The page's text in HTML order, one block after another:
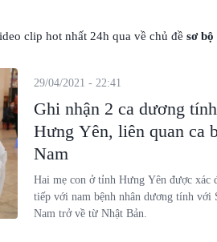
clip hot nhất 24h qua về chủ đề sơ bộ
Ghi nhận 2 ca dương
Hưng Yên, liên quan ca
Nam
29/04/2021 - 22:41
Hai mẹ con ở tỉnh Hưng Yên được xác
tiếp với nam bệnh nhân dương tính với
Nam trở về từ Nhật Bản.